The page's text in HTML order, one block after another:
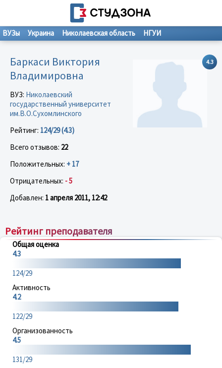
ВУЗы Украина Николаевская область НГУИ
4.3
Баркаси Виктория
Владимировна
ВУЗ: Николаевский
государственный университет
им.В.О.Сухомлинского
Рейтинг: 124/29 (4.3)
Всего отзывов: 22
Положительных: + 17
Отрицательных: - 5
Добавлен: 1 апреля 2011, 12:42
Рейтинг преподавателя
Общая оценка
4.3
124/29
Активность
4.2
122/29
Организованность
4.5
131/29